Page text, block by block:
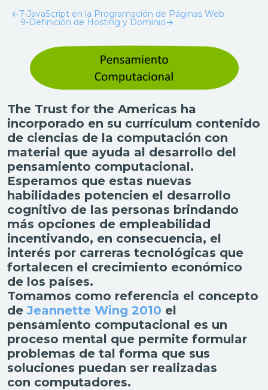
←7-JavaScript en la Programación de Páginas Web
→
9-Definición de Hosting y Dominio
The Trust for the Americas ha
incorporado en su currículum contenido
de ciencias de la computación con
material que ayuda al desarrollo del
pensamiento computacional.
Esperamos que estas nuevas
habilidades potencien el desarrollo
cognitivo de las personas brindando
más opciones de empleabilidad
incentivando, en consecuencia, el
interés por carreras tecnológicas que
fortalecen el crecimiento económico
de los países.
Tomamos como referencia el concepto
de Jeannette Wing 2010 el
pensamiento computacional es un
proceso mental que permite formular
problemas de tal forma que sus
soluciones puedan ser realizadas
con computadores.